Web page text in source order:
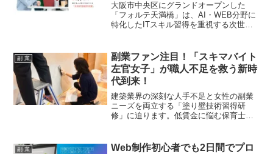
大阪市中央区にグランドオープンした
「フォルテ天満橋」は、AI・WEB分野に
特化したITスキル習得を重視する次世代
方々の期待を高めます。
副 業
副業ファン注目！「スキマバイト
左官女子」が職人不足を救う新時
代到来！
建築業界の深刻な人手不足と女性の副業
ニーズを両立する「塗り壁技術習得研
修」に迫ります。低賃金に悩む保育士や
掘り！
副 業
Web制作初心者でも2日間でプロ